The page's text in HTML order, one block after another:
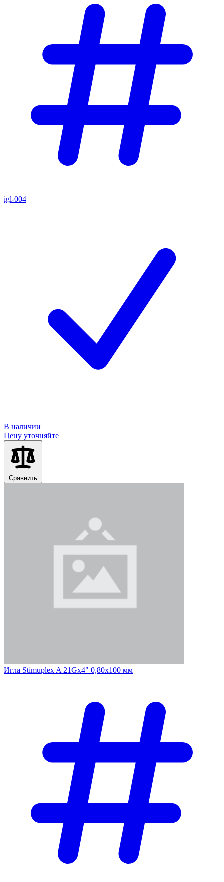
igl-004
В наличии
Цену уточняйте
Сравнить
Игла Stimuplex A 21Gх4" 0,80х100 мм